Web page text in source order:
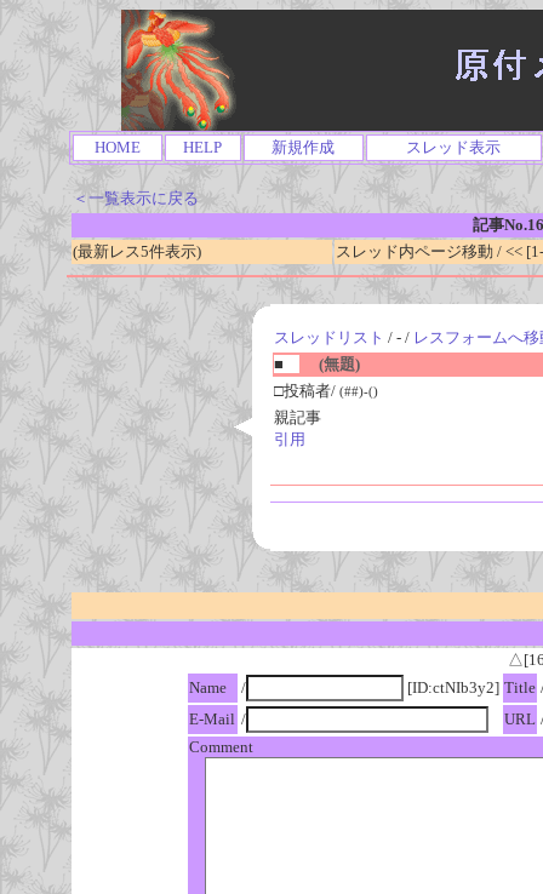
HOME HELP 新規作成 スレッド表示
＜一覧表示に戻る
記事
(最新レス5件表示)
スレッド内ページ移動 / <<
スレッドリスト / - / レスフォームへ移
■
(無題)
□投稿者/ (##)-()
親記事
引用
Name
/ [ID:ctNIb3y2] Title
E-Mail / URL
Comment